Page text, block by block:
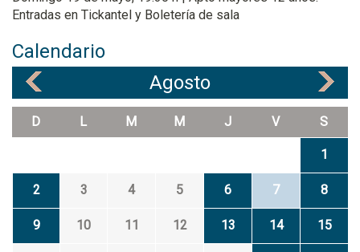
Entradas en Tickantel y Boletería de sala
Calendario
Agosto
D L M M J V S
1
2 3 4 5 6 7 8
9 10 11 12 13 14 15